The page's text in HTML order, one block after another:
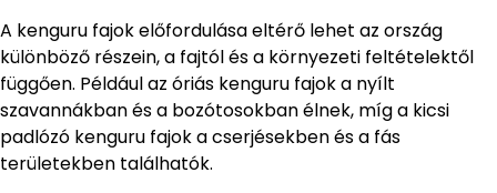
A kenguru fajok előfordulása eltérő lehet az ország
különböző részein, a fajtól és a környezeti feltételektől
függően. Például az óriás kenguru fajok a nyílt
szavannákban és a bozótosokban élnek, míg a kicsi
padlózó kenguru fajok a cserjésekben és a fás
területekben találhatók.